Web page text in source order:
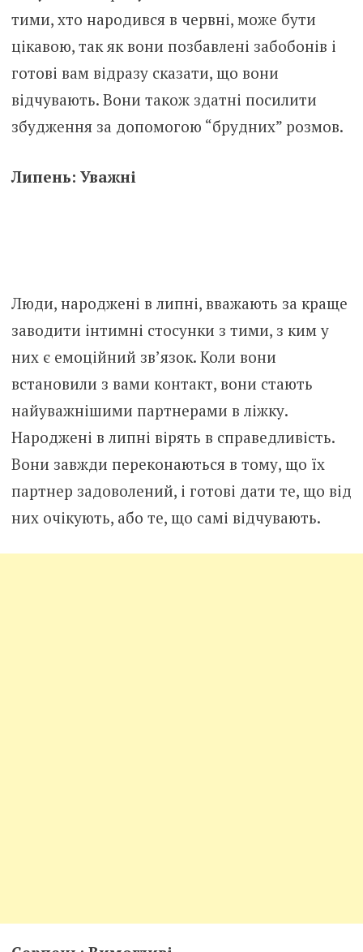
тими, хто народився в червні, може бути
цікавою, так як вони позбавлені забобонів і
готові вам відразу сказати, що вони
відчувають. Вони також здатні посилити
збудження за допомогою “брудних” розмов.
Липень: Уважні
Люди, народжені в липні, вважають за краще
заводити інтимні стосунки з тими, з ким у
них є емоційний зв’язок. Коли вони
встановили з вами контакт, вони стають
найуважнішими партнерами в ліжку.
Народжені в липні вірять в справедливість.
Вони завжди переконаються в тому, що їх
партнер задоволений, і готові дати те, що від
них очікують, або те, що самі відчувають.